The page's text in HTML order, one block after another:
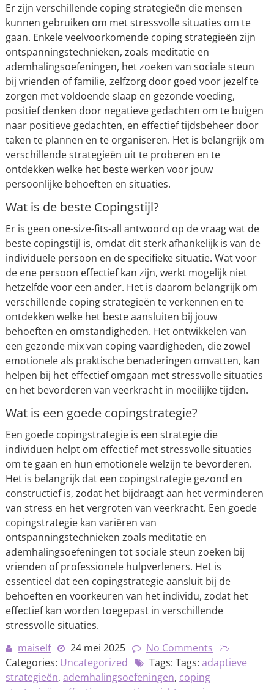
Er zijn verschillende coping strategieën die mensen
kunnen gebruiken om met stressvolle situaties om te
gaan. Enkele veelvoorkomende coping strategieën zijn
ontspanningstechnieken, zoals meditatie en
ademhalingsoefeningen, het zoeken van sociale steun
bij vrienden of familie, zelfzorg door goed voor jezelf te
zorgen met voldoende slaap en gezonde voeding,
positief denken door negatieve gedachten om te buigen
naar positieve gedachten, en effectief tijdsbeheer door
taken te plannen en te organiseren. Het is belangrijk om
verschillende strategieën uit te proberen en te
ontdekken welke het beste werken voor jouw
persoonlijke behoeften en situaties.
Wat is de beste Copingstijl?
Er is geen one-size-fits-all antwoord op de vraag wat de
beste copingstijl is, omdat dit sterk afhankelijk is van de
individuele persoon en de specifieke situatie. Wat voor
de ene persoon effectief kan zijn, werkt mogelijk niet
hetzelfde voor een ander. Het is daarom belangrijk om
verschillende coping strategieën te verkennen en te
ontdekken welke het beste aansluiten bij jouw
behoeften en omstandigheden. Het ontwikkelen van
een gezonde mix van coping vaardigheden, die zowel
emotionele als praktische benaderingen omvatten, kan
helpen bij het effectief omgaan met stressvolle situaties
en het bevorderen van veerkracht in moeilijke tijden.
Wat is een goede copingstrategie?
Een goede copingstrategie is een strategie die
individuen helpt om effectief met stressvolle situaties
om te gaan en hun emotionele welzijn te bevorderen.
Het is belangrijk dat een copingstrategie gezond en
constructief is, zodat het bijdraagt aan het verminderen
van stress en het vergroten van veerkracht. Een goede
copingstrategie kan variëren van
ontspanningstechnieken zoals meditatie en
ademhalingsoefeningen tot sociale steun zoeken bij
vrienden of professionele hulpverleners. Het is
essentieel dat een copingstrategie aansluit bij de
behoeften en voorkeuren van het individu, zodat het
effectief kan worden toegepast in verschillende
stressvolle situaties.
maiself
24 mei 2025
No Comments
Categories: Uncategorized Tags: Tags: adaptieve
strategieën, ademhalingsoefeningen, coping